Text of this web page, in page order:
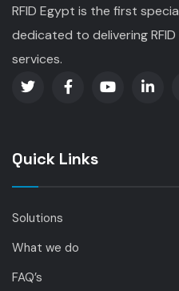
RFID Egypt is the first
dedicated to delivering
services.
Quick Links
Solutions
What we do
FAQ’s